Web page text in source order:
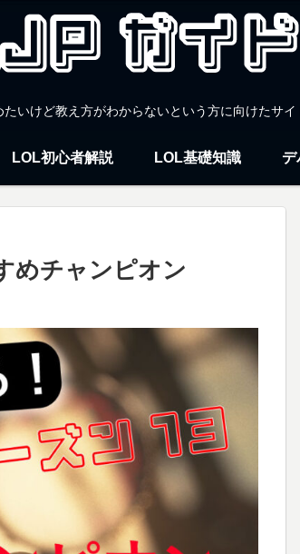
いけど教え方がわからないという方に向けたサイ
LOL初心者解説 LOL基礎知識 デ
めチャンピオン